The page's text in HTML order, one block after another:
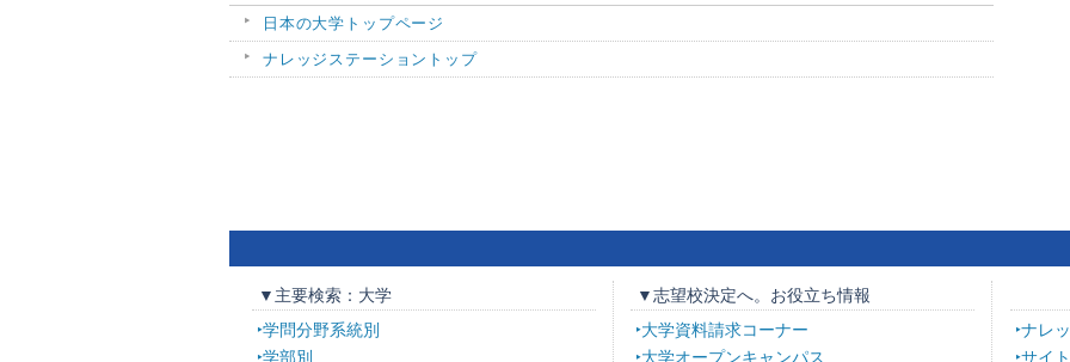
日本の大学トップページ
ナレッジステーショントップ
▼主要検索：大学
学問分野系統別
学部別
▼志望校決定へ。お役立ち情報
大学資料請求コーナー
大学オープンキャンパス
ナレ
サイ